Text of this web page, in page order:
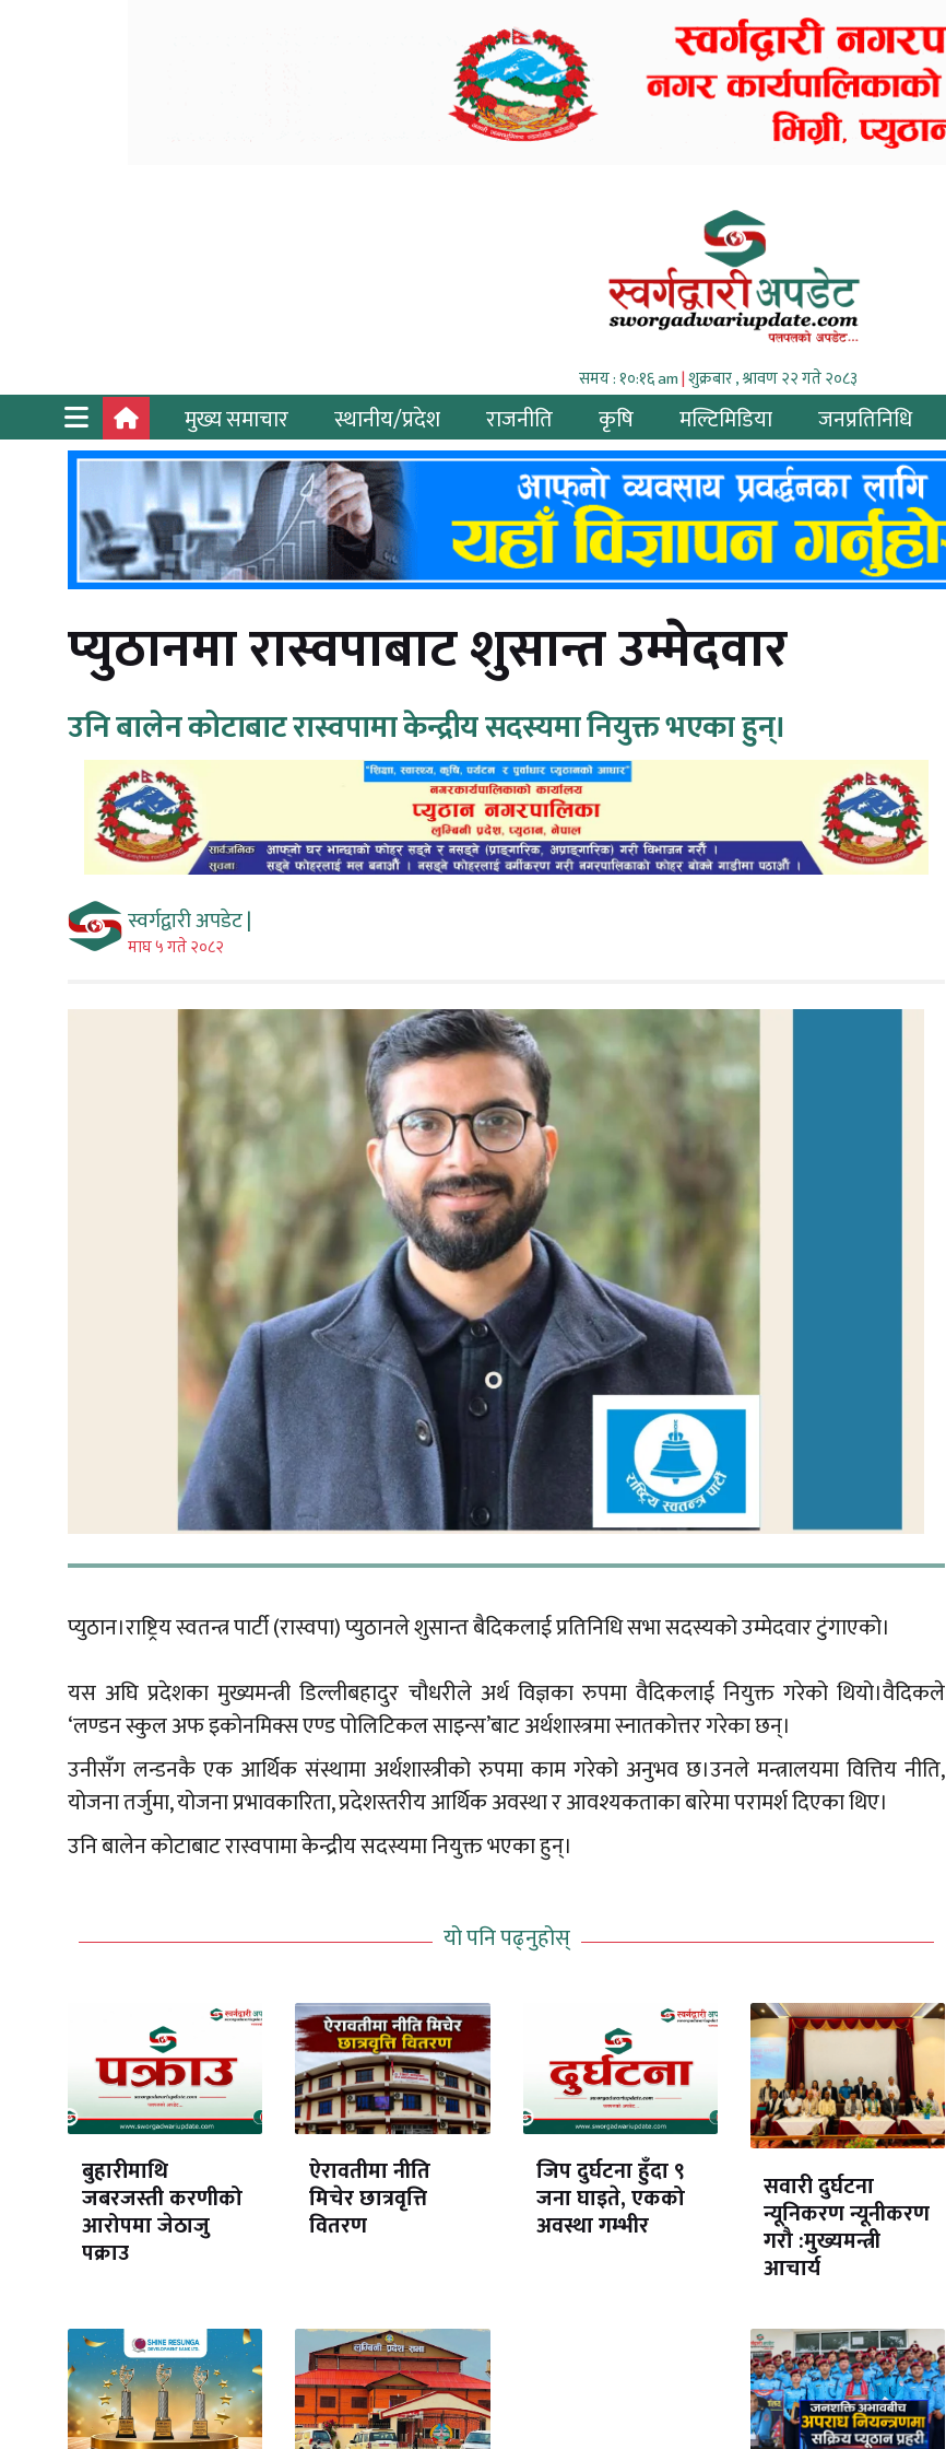
समय : १०:१६ am|शुक्रबार , श्रावण २२ गते २०८३
मुख्य समाचार स्थानीय/प्रदेश राजनीति कृषि मल्टिमिडिया जनप्रतिनिधि
प्युठानमा रास्वपाबाट शुसान्त उम्मेदवार
उनि बालेन कोटाबाट रास्वपामा केन्द्रीय सदस्यमा नियुक्त भएका हुन्।
स्वर्गद्वारी अपडेट |
माघ ५ गते २०८२
प्युठान।राष्ट्रिय स्वतन्त्र पार्टी (रास्वपा) प्युठानले शुसान्त बैदिकलाई प्रतिनिधि सभा सदस्यको उम्मेदवार टुंगाएको।
यस अघि प्रदेशका मुख्यमन्त्री डिल्लीबहादुर चौधरीले अर्थ विज्ञका रुपमा वैदिकलाई नियुक्त गरेको थियो।वैदिकले
‘लण्डन स्कुल अफ इकोनमिक्स एण्ड पोलिटिकल साइन्स’बाट अर्थशास्त्रमा स्नातकोत्तर गरेका छन्।
उनीसँग लन्डनकै एक आर्थिक संस्थामा अर्थशास्त्रीको रुपमा काम गरेको अनुभव छ।उनले मन्त्रालयमा वित्तिय नीति,
योजना तर्जुमा, योजना प्रभावकारिता, प्रदेशस्तरीय आर्थिक अवस्था र आवश्यकताका बारेमा परामर्श दिएका थिए।
उनि बालेन कोटाबाट रास्वपामा केन्द्रीय सदस्यमा नियुक्त भएका हुन्।
यो पनि पढ्नुहोस्
बुहारीमाथि
जबरजस्ती करणीको
आरोपमा जेठाजु
पक्राउ
ऐरावतीमा नीति
मिचेर छात्रवृत्ति
वितरण
जिप दुर्घटना हुँदा ९
जना घाइते, एकको
अवस्था गम्भीर
सवारी दुर्घटना
न्यूनिकरण न्यूनीकरण
गरौ :मुख्यमन्त्री
आचार्य